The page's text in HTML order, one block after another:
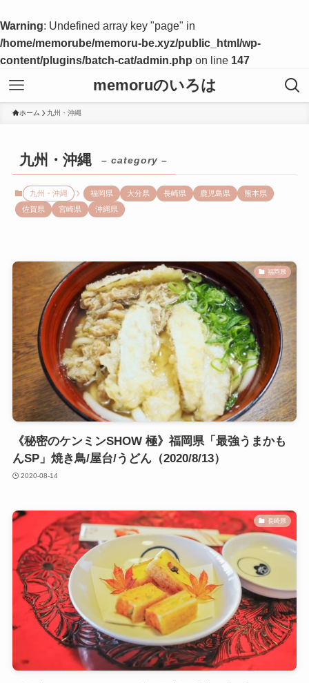
Warning: Undefined array key "page" in
/home/memorube/memoru-be.xyz/public_html/wp-
content/plugins/batch-cat/admin.php on line 147
memoruのいろは
ホーム 九州・沖縄
九州・沖縄 – category –
九州・沖縄 福岡県 大分県 長崎県 鹿児島県
熊本県
佐賀県
宮崎県 沖縄県
福岡県
《秘密のケンミンSHOW 極》福岡県「最強うまかも
んSP」焼き鳥/屋台/うどん（2020/8/13）
2020-08-14
長崎県